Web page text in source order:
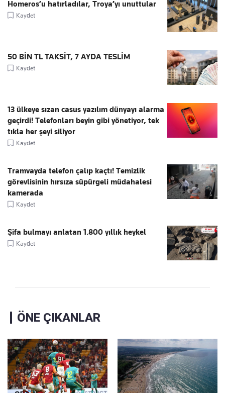
Homeros’u hatırladılar, Troya’yı unuttular
Kaydet
50 BİN TL TAKSİT, 7 AYDA TESLİM
Kaydet
13 ülkeye sızan casus yazılım dünyayı alarma
geçirdi! Telefonları beyin gibi yönetiyor, tek
tıkla her şeyi siliyor
Kaydet
Tramvayda telefon çalıp kaçtı! Temizlik
görevlisinin hırsıza süpürgeli müdahalesi
kamerada
Kaydet
Şifa bulmayı anlatan 1.800 yıllık heykel
Kaydet
ÖNE ÇIKANLAR